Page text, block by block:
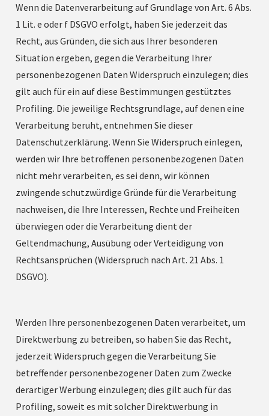
Wenn die Datenverarbeitung auf Grundlage von Art. 6 Abs.
1 Lit. e oder f DSGVO erfolgt, haben Sie jederzeit das
Recht, aus Gründen, die sich aus Ihrer besonderen
Situation ergeben, gegen die Verarbeitung Ihrer
personenbezogenen Daten Widerspruch einzulegen; dies
gilt auch für ein auf diese Bestimmungen gestütztes
Profiling. Die jeweilige Rechtsgrundlage, auf denen eine
Verarbeitung beruht, entnehmen Sie dieser
Datenschutzerklärung. Wenn Sie Widerspruch einlegen,
werden wir Ihre betroffenen personenbezogenen Daten
nicht mehr verarbeiten, es sei denn, wir können
zwingende schutzwürdige Gründe für die Verarbeitung
nachweisen, die Ihre Interessen, Rechte und Freiheiten
überwiegen oder die Verarbeitung dient der
Geltendmachung, Ausübung oder Verteidigung von
Rechtsansprüchen (Widerspruch nach Art. 21 Abs. 1
DSGVO).
Werden Ihre personenbezogenen Daten verarbeitet, um
Direktwerbung zu betreiben, so haben Sie das Recht,
jederzeit Widerspruch gegen die Verarbeitung Sie
betreffender personenbezogener Daten zum Zwecke
derartiger Werbung einzulegen; dies gilt auch für das
Profiling, soweit es mit solcher Direktwerbung in